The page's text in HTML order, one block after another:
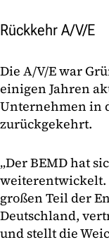
Rückkehr A/V/E
Die A/V/E war
einigen Jahren
Unternehmen in
zurückgekehrt.
„Der BEMD hat
weiterentwickelt.
großen Teil der
Deutschland,
und stellt die